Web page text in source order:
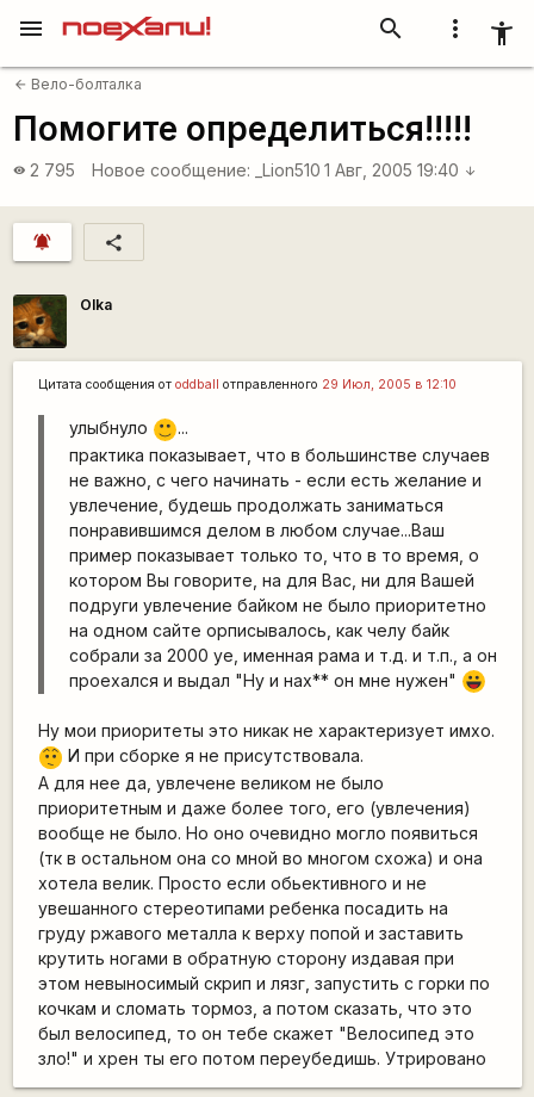
more_vert accessibility_new
search
menu
arrow_back Вело-болталка
Помогите определиться!!!!!
visibility 2 795 Новое сообщение: _Lion510 1 Авг, 2005 19:40 arrow_downward
notifications_active share
Olka
Цитата сообщения от oddball отправленного 29 Июл, 2005 в 12:10
улыбнуло :) ...
практика показывает, что в большинстве случаев
не важно, с чего начинать - если есть желание и
увлечение, будешь продолжать заниматься
понравившимся делом в любом случае...Ваш
пример показывает только то, что в то время, о
котором Вы говорите, на для Вас, ни для Вашей
подруги увлечение байком не было приоритетно
на одном сайте орписывалось, как челу байк
собрали за 2000 уе, именная рама и т.д. и т.п., а он
проехался и выдал "Ну и нах** он мне нужен" |-))
Ну мои приоритеты это никак не характеризует имхо.
:-/ И при сборке я не присутствовала.
А для нее да, увлечене великом не было
приоритетным и даже более того, его (увлечения)
вообще не было. Но оно очевидно могло появиться
(тк в остальном она со мной во многом схожа) и она
хотела велик. Просто если обьективного и не
увешанного стереотипами ребенка посадить на
груду ржавого металла к верху попой и заставить
крутить ногами в обратную сторону издавая при
этом невыносимый скрип и лязг, запустить с горки по
кочкам и сломать тормоз, а потом сказать, что это
был велосипед, то он тебе скажет "Велосипед это
зло!" и хрен ты его потом переубедишь. Утрировано